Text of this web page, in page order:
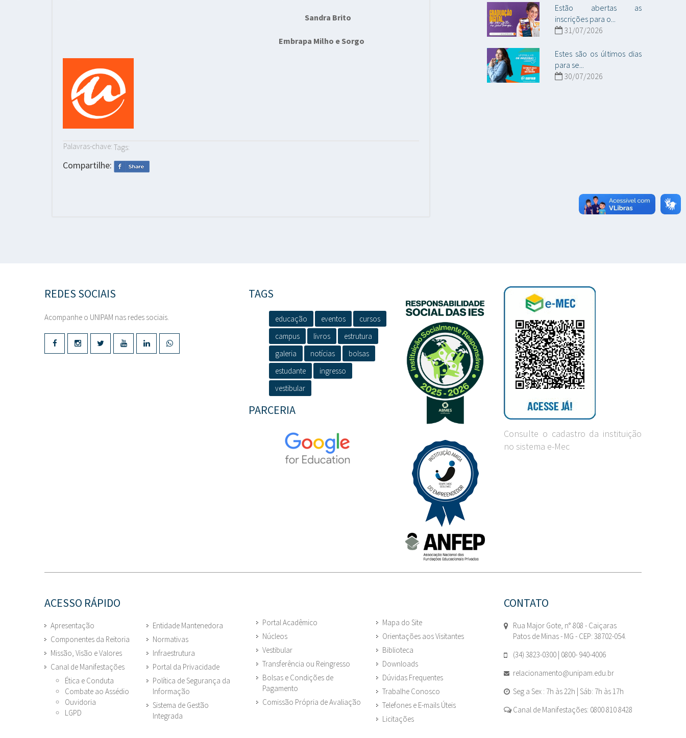
Sandra Brito
Embrapa Milho e Sorgo
Palavras-chave: Tags:
Compartilhe:
Estão abertas as
inscrições para o...
31/07/2026
Estes são os últimos dias
para se...
30/07/2026
REDES SOCIAIS
Acompanhe o UNIPAM nas redes sociais.
TAGS
educação eventos
cursos
campus
livros
estrutura
galeria
notícias
bolsas
estudante
ingresso
vestibular
PARCERIA
Consulte o cadastro da instituição
no sistema e-Mec
ACESSO RÁPIDO
Apresentação
Componentes da Reitoria
Missão, Visão e Valores
Canal de Manifestações
Ética e Conduta
Combate ao Assédio
Ouvidoria
LGPD
Entidade Mantenedora
Normativas
Infraestrutura
Portal da Privacidade
Política de Segurança da
Informação
Sistema de Gestão
Integrada
Portal Acadêmico
Núcleos
Vestibular
Transferência ou Reingresso
Bolsas e Condições de
Pagamento
Comissão Própria de Avaliação
Mapa do Site
Orientações aos Visitantes
Biblioteca
Downloads
Dúvidas Frequentes
Trabalhe Conosco
Telefones e E-mails Úteis
Licitações
CONTATO
Rua Major Gote, n° 808 - Caiçaras
Patos de Minas - MG - CEP: 38702-054.
(34) 3823-0300 | 0800- 940-4006
relacionamento@unipam.edu.br
Seg a Sex : 7h às 22h | Sáb: 7h às 17h
Canal de Manifestações: 0800 810 8428